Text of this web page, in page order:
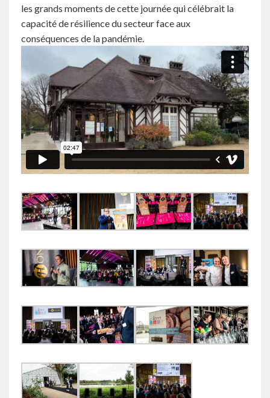
les grands moments de cette journée qui célébrait la
capacité de résilience du secteur face aux
conséquences de la pandémie.